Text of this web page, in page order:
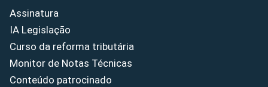
Assinatura
IA Legislação
Curso da reforma tributária
Monitor de Notas Técnicas
Conteúdo patrocinado